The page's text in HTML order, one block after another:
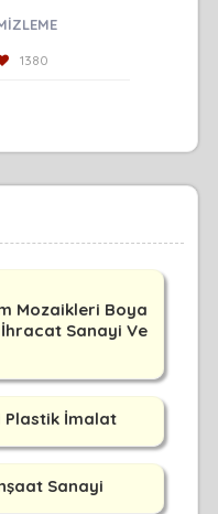
1380
Mozaikleri Boya
Sanayi Ve
Plastik İmalat
Sanayi